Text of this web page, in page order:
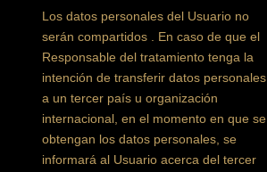
Los datos personales del Usuario no
serán compartidos . En caso de que el
Responsable del tratamiento tenga la
intención de transferir datos personales
a un tercer país u organización
internacional, en el momento en que se
obtengan los datos personales, se
informará al Usuario acerca del tercer